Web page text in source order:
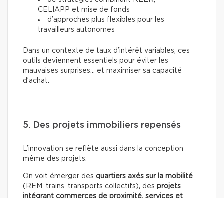
CELIAPP et mise de fonds
d’approches plus flexibles pour les
travailleurs autonomes
Dans un contexte de taux d’intérêt variables, ces
outils deviennent essentiels pour éviter les
mauvaises surprises… et maximiser sa capacité
d’achat.
5. Des projets immobiliers repensés
L’innovation se reflète aussi dans la conception
même des projets.
On voit émerger des quartiers axés sur la mobilité
(REM, trains, transports collectifs), des projets
intégrant commerces de proximité, services et